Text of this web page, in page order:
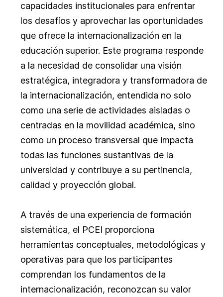
capacidades institucionales para enfrentar
los desafíos y aprovechar las oportunidades
que ofrece la internacionalización en la
educación superior. Este programa responde
a la necesidad de consolidar una visión
estratégica, integradora y transformadora de
la internacionalización, entendida no solo
como una serie de actividades aisladas o
centradas en la movilidad académica, sino
como un proceso transversal que impacta
todas las funciones sustantivas de la
universidad y contribuye a su pertinencia,
calidad y proyección global.
A través de una experiencia de formación
sistemática, el PCEI proporciona
herramientas conceptuales, metodológicas y
operativas para que los participantes
comprendan los fundamentos de la
internacionalización, reconozcan su valor